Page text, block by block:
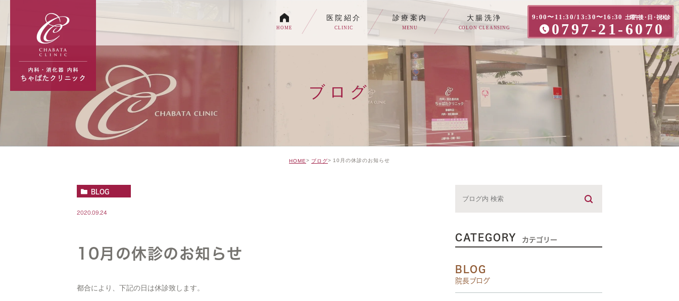
9:00〜11:30/13:30〜16:30 土曜午後・日・祝休診
0797-21-6070
HOME
医院紹介
CLINIC
診療案内
MENU
各種内視鏡検査について
生活習慣病
消化器内科・内科
トイレの症状でお悩みの方へ
大腸洗浄
COLON CLEANSING
ブログ
HOME ブログ 10月の休診のお知らせ
BLOG
2020.09.24
10月の休診のお知らせ
都合により、下記の日は休診致します。
CATEGORY カテゴリー
BLOG
院長ブログ